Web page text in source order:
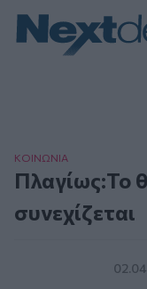
ΚΟΙΝΩΝΙΑ
Πλαγίως:Το
συνεχίζεται